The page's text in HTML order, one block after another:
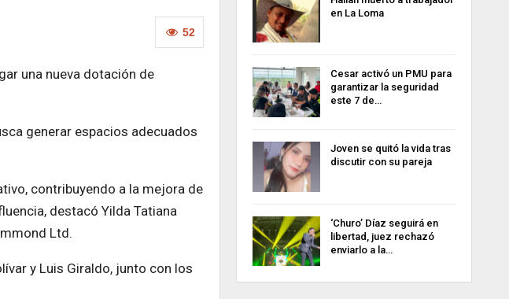
52
una nueva dotación de
generar espacios adecuados
contribuyendo a la mejora de
destacó Yilda Tatiana
Ltd.
y Luis Giraldo, junto con los
en La Loma
Cesar activó un PMU para
garantizar la seguridad
este 7 de…
Joven se quitó la vida tras
discutir con su pareja
‘Churo’ Díaz seguirá en
libertad, juez rechazó
enviarlo a la…